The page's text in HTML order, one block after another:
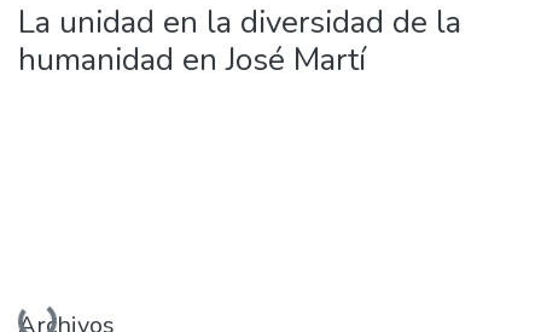
La unidad en la diversidad de la
humanidad en José Martí
Cargando...
Archivos